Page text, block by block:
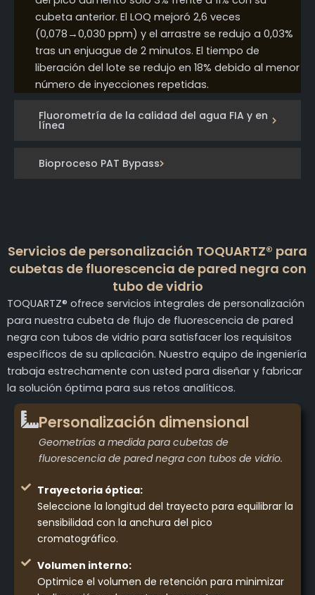
Fluorometría de la calidad del agua FIA y en
línea
Bioproceso PAT Bypass
cubeta anterior. El LOQ mejoró 2,6 veces
(0,078→0,030 ppm) y el arrastre se redujo a 0,03%
tras un enjuague de 2 minutos. El tiempo de
liberación del lote se redujo en 18% debido al menor
número de inyecciones repetidas.
Servicios de personalización TOQUARTZ® para
cubetas de fluorescencia de pared negra con
tubo de vidrio
TOQUARTZ® ofrece servicios integrales de personalización
para nuestra cubeta de flujo de fluorescencia de pared
negra con tubos de vidrio para satisfacer los requisitos
específicos de su aplicación. Nuestro equipo de ingeniería
trabaja estrechamente con usted para diseñar y fabricar
la solución óptima para sus retos analíticos.
Personalización dimensional
Geometrías a medida para cubetas de
fluorescencia de pared negra con tubos de vidrio.
Trayectoria óptica:
Seleccione la longitud del trayecto para equilibrar la
sensibilidad con la anchura del pico
cromatográfico.
Volumen interno:
Optimice el volumen de retención para minimizar